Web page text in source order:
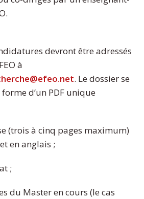
devront être adressés
à
. Le dossier se
d’un PDF unique
(trois à cinq pages maximum)
en anglais ;
;
du Master en cours (le cas